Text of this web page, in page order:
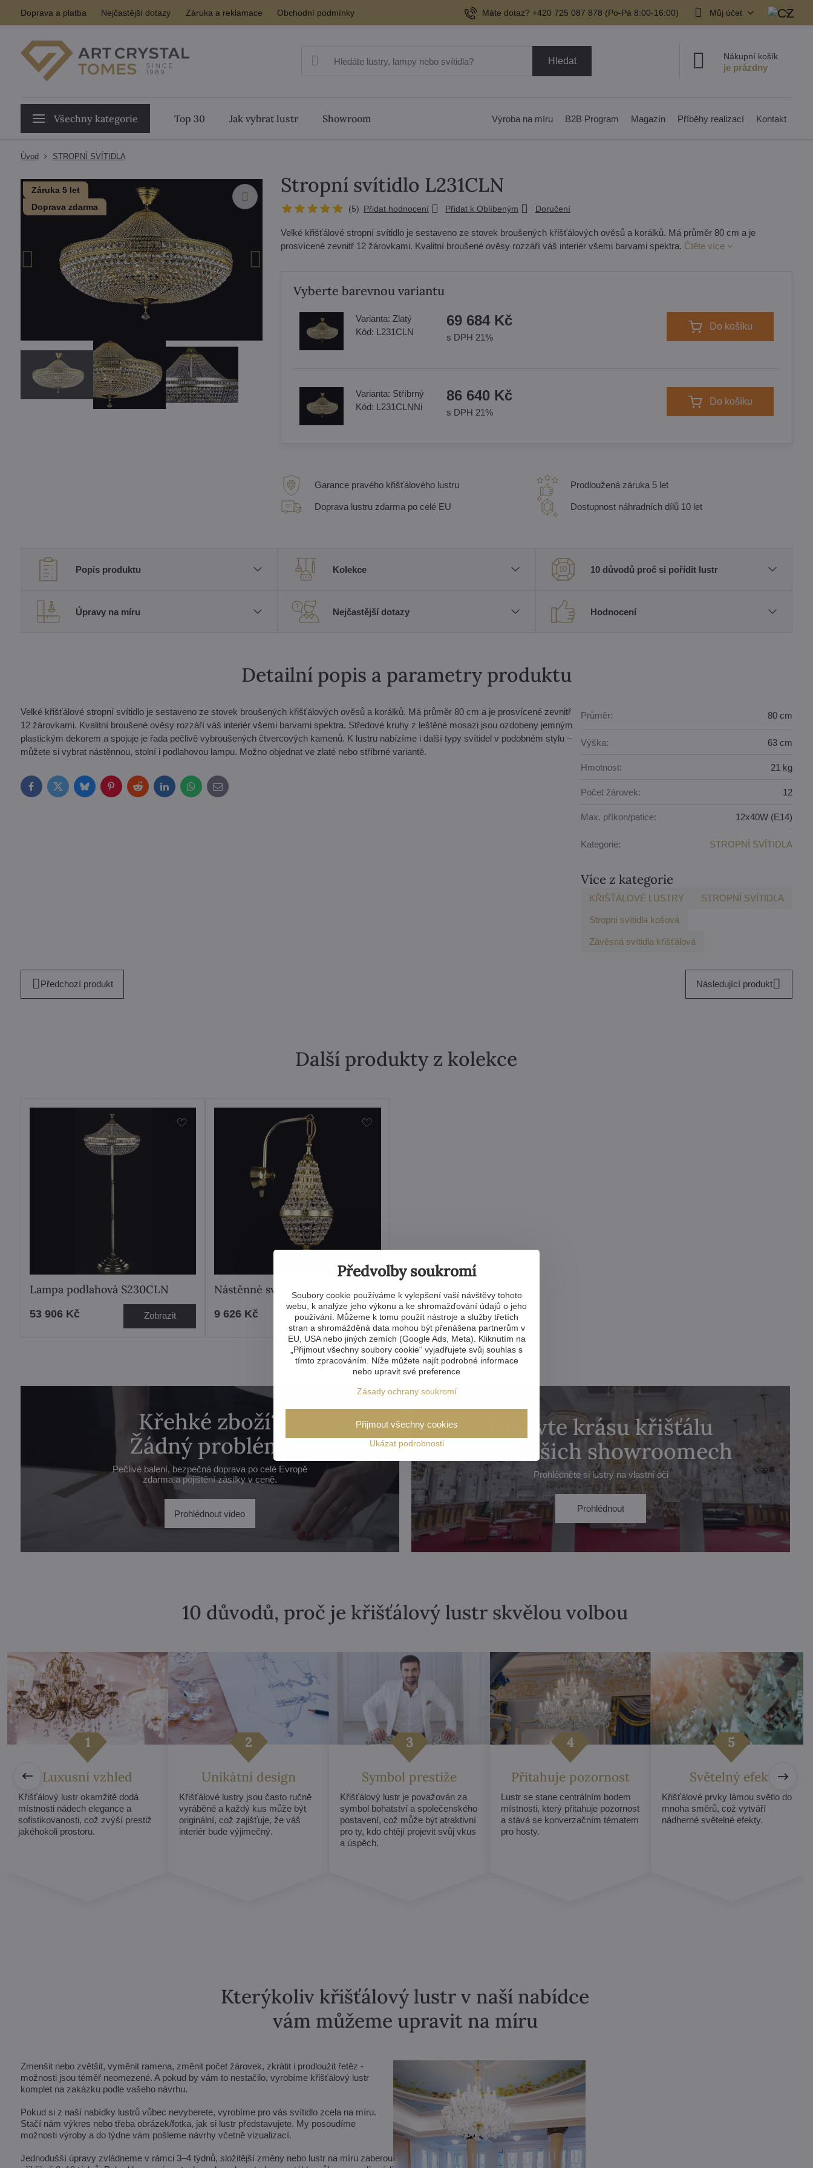
Doprava a platba Nejčastější dotazy Záruka a reklamace Obchodní podmínky Máte dotaz? +420 725 087 878​ (Po-Pá 8:00-16:00) Můj účet
Hledat Nákupní košík
Všechny kategorie Top 30 Jak vybrat lustr Showroom Výroba na míru B2B Program Magazín Příběhy realizací Kontakt
Úvod STROPNÍ SVÍTIDLA
Záruka 5 let
Doprava zdarma
Stropní svítidlo L231CLN
(5) Přidat hodnocení Přidat k Oblíbeným Doručení
Velké křišťálové stropní svítidlo je sestaveno ze stovek broušených křišťálových ověsů a korálků. Má průměr 80 cm a je
prosvícené zevnitř 12 žárovkami. Kvalitní broušené ověsy rozzáří váš interiér všemi barvami spektra. Čtěte více
Vyberte barevnou variantu
Varianta: Zlatý
Kód: L231CLN
69 684 Kč
s DPH 21%
Do košíku
Varianta: Stříbrný
Kód: L231CLNNi
86 640 Kč
s DPH 21%
Do košíku
Garance pravého křišťálového lustru
Doprava lustru zdarma po celé EU
Prodloužená záruka 5 let
Dostupnost náhradních dílů 10 let
Popis produktu Kolekce 10 důvodů proč si pořídit lustr
Úpravy na míru Nejčastější dotazy Hodnocení
Detailní popis a parametry produktu
Velké křišťálové stropní svítidlo je sestaveno ze stovek broušených křišťálových ověsů a korálků. Má průměr 80 cm a je prosvícené zevnitř
12 žárovkami. Kvalitní broušené ověsy rozzáří váš interiér všemi barvami spektra. Středové kruhy z leštěné mosazi jsou ozdobeny jemným
plastickým dekorem a spojuje je řada pečlivě vybroušených čtvercových kamenů. K lustru nabízíme i další typy svítidel v podobném stylu –
můžete si vybrat nástěnnou, stolní i podlahovou lampu. Možno objednat ve zlaté nebo stříbrné variantě.
FacebookTwitterBlueskyPinterestRedditLinkedInWhatsApp
E-
mail
Průměr: 80 cm
Výška: 63 cm
Hmotnost: 21 kg
Počet žárovek: 12
Max. příkon/patice: 12x40W (E14)
Kategorie: STROPNÍ SVÍTIDLA
Více z kategorie
KŘIŠŤÁLOVÉ LUSTRY STROPNÍ SVÍTIDLA
Stropní svítidla košová
Závěsná svítidla křišťálová
Předchozí produkt Následující produkt
Další produkty z kolekce
Lampa podlahová S230CLN
53 906 Kč Zobrazit
Nástěnné svítidlo N235CLN
9 626 Kč Zobrazit
Křehké zboží?
Žádný problém!
Pečlivé balení, bezpečná doprava po celé Evropě
zdarma a pojištění zásilky v ceně.
Prohlédnout video
Objevte krásu křišťálu
ve 3 našich showroomech
Prohlédněte si lustry na vlastní oči
Prohlédnout
10 důvodů, proč je křišťálový lustr skvělou volbou
Luxusní vzhled
Křišťálový lustr okamžitě dodá
místnosti nádech elegance a
sofistikovanosti, což zvýší prestiž
jakéhokoli prostoru.
Unikátní design
Křišťálové lustry jsou často ručně
vyráběné a každý kus může být
originální, což zajišťuje, že váš
interiér bude výjimečný.
Symbol prestiže
Křišťálový lustr je považován za
symbol bohatství a společenského
postavení, což může být atraktivní
pro ty, kdo chtějí projevit svůj vkus
a úspěch.
Přitahuje pozornost
Lustr se stane centrálním bodem
místnosti, který přitahuje pozornost
a stává se konverzačním tématem
pro hosty.
Světelný efekt
Křišťálové prvky lámou světlo do
mnoha směrů, což vytváří
nádherné světelné efekty.
Kterýkoliv křišťálový lustr v naší nabídce
vám můžeme upravit na míru
Zmenšit nebo zvětšit, vyměnit ramena, změnit počet žárovek, zkrátit i prodloužit řetěz -
možnosti jsou téměř neomezené. A pokud by vám to nestačilo, vyrobíme křišťálový lustr
komplet na zakázku podle vašeho návrhu.
Pokud si z naší nabídky lustrů vůbec nevyberete, vyrobíme pro vás svítidlo zcela na míru.
Stačí nám výkres nebo třeba obrázek/fotka, jak si lustr představujete. My posoudíme
možnosti výroby a do týdne vám pošleme návrhy včetně vizualizací.
Jednodušší úpravy zvládneme v rámci 3–4 týdnů, složitější změny nebo lustr na míru zaberou
Předvolby soukromí
Soubory cookie používáme k vylepšení vaší návštěvy tohoto
webu, k analýze jeho výkonu a ke shromažďování údajů o jeho
používání. Můžeme k tomu použít nástroje a služby třetích
stran a shromážděná data mohou být přenášena partnerům v
EU, USA nebo jiných zemích (Google Ads, Meta). Kliknutím na
„Přijmout všechny soubory cookie“ vyjadřujete svůj souhlas s
tímto zpracováním. Níže můžete najít podrobné informace
nebo upravit své preference
Zásady ochrany soukromí
Ukázat podrobnosti
Přijmout všechny cookies